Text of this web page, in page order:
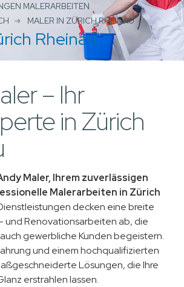
MALERARBEITEN
MALER IN ZÜRICH RHEINAU
Rheinau
– Ihr
in Zürich
Maler, Ihrem zuverlässigen
Malerarbeiten in Zürich
decken eine breite
und Renovationsarbeiten ab, die
gewerbliche Kunden begeistern.
und einem hochqualifizierten
Lösungen, die Ihre
erstrahlen lassen.